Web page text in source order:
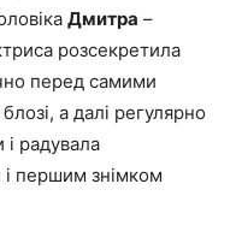
Дмитра –
розсекретила
перед самими
а далі регулярно
і радувала
і першим знімком